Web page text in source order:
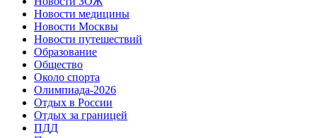
Новости медицины
Новости Москвы
Новости путешествий
Образование
Общество
Около спорта
Олимпиада-2026
Отдых в России
Отдых за границей
ПДД